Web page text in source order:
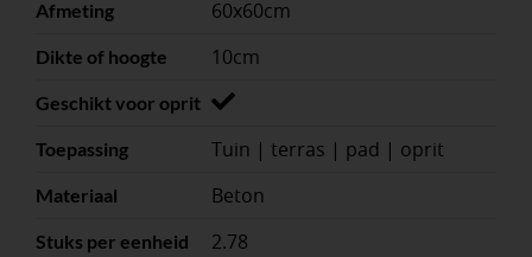
Afmeting 60x60cm
Dikte of hoogte 10cm
Geschikt voor oprit
Toepassing Tuin | terras | pad | oprit
Materiaal Beton
Stuks per eenheid 2.78